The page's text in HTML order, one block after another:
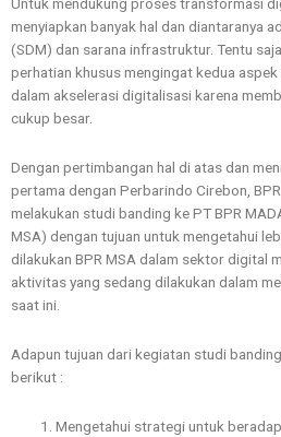
Untuk mendukung proses transformasi
menyiapkan banyak hal dan diantaranya
(SDM) dan sarana infrastruktur. Tentu
perhatian khusus mengingat kedua
dalam akselerasi digitalisasi karena
cukup besar.
Dengan pertimbangan hal di atas dan
pertama dengan Perbarindo Cirebon,
melakukan studi banding ke PT BPR
MSA) dengan tujuan untuk mengetahui
dilakukan BPR MSA dalam sektor digital
aktivitas yang sedang dilakukan dalam
saat ini.
Adapun tujuan dari kegiatan studi
berikut :
Mengetahui strategi untuk